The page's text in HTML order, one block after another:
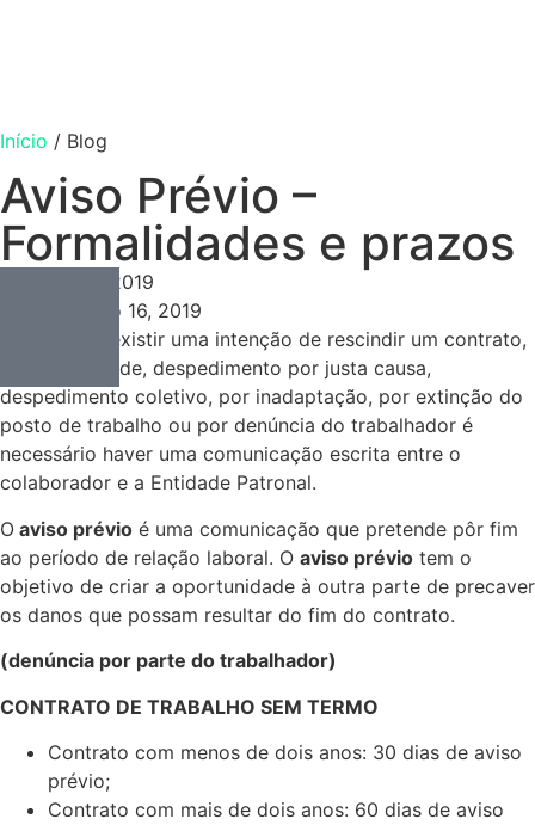
Início / Blog
Aviso Prévio –
Formalidades e prazos
Outubro 16, 2019
Outubro 16, 2019
No caso de existir uma intenção de rescindir um contrato,
por caducidade, despedimento por justa causa,
despedimento coletivo, por inadaptação, por extinção do
posto de trabalho ou por denúncia do trabalhador é
necessário haver uma comunicação escrita entre o
colaborador e a Entidade Patronal.
O aviso prévio é uma comunicação que pretende pôr fim
ao período de relação laboral. O aviso prévio tem o
objetivo de criar a oportunidade à outra parte de precaver
os danos que possam resultar do fim do contrato.
(denúncia por parte do trabalhador)
CONTRATO DE TRABALHO SEM TERMO
Contrato com menos de dois anos: 30 dias de aviso
prévio;
Contrato com mais de dois anos: 60 dias de aviso